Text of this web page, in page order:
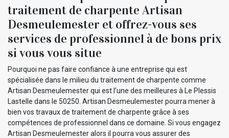
traitement de charpente Artisan
Desmeulemester et offrez-vous ses
services de professionnel à de bons prix
si vous vous situe
Pourquoi ne pas faire confiance à une entreprise qui est
spécialisée dans le milieu du traitement de charpente comme
Artisan Desmeulemester qui est l’une des meilleures à Le Plessis
Lastelle dans le 50250. Artisan Desmeulemester pourra mener à
bien vos travaux de traitement de charpente grâce à ses
compétences de professionnel dans ce domaine. Si vous engagez
Artisan Desmeulemester alors il pourra vous assurer des